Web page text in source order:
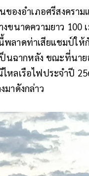
องอำเภอศรีสงครา
ขนาดความยาว 100
ลาดท่าเสียแชมป์ให้
ป็นฉากหลัง ขณะที่น
ลเรือไฟประจำปี
าดังกล่าว